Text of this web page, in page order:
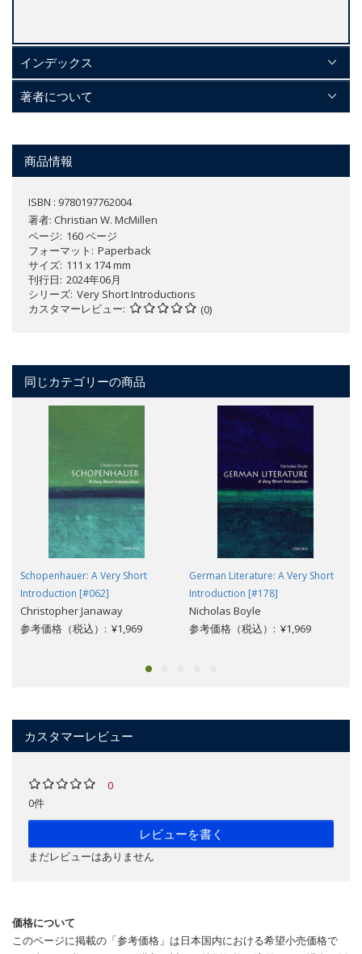
インデックス
著者について
商品情報
ISBN : 9780197762004
著者: Christian W. McMillen
ページ 160 ページ
フォーマット
Paperback
サイズ 111 x 174 mm
刊行日 2024年06月
シリーズ Very Short Introductions
カスタマーレビュー
(0)
同じカテゴリーの商品
Schopenhauer: A Very Short
Introduction [#062]
Christopher Janaway
参考価格（税込）: ¥1,969
German Literature: A Very Short
Introduction [#178]
Nicholas Boyle
参考価格（税込）: ¥1,969
カスタマーレビュー
0
0件
レビューを書く
まだレビューはありません
価格について
このページに掲載の「参考価格」は日本国内における希望小売価格で